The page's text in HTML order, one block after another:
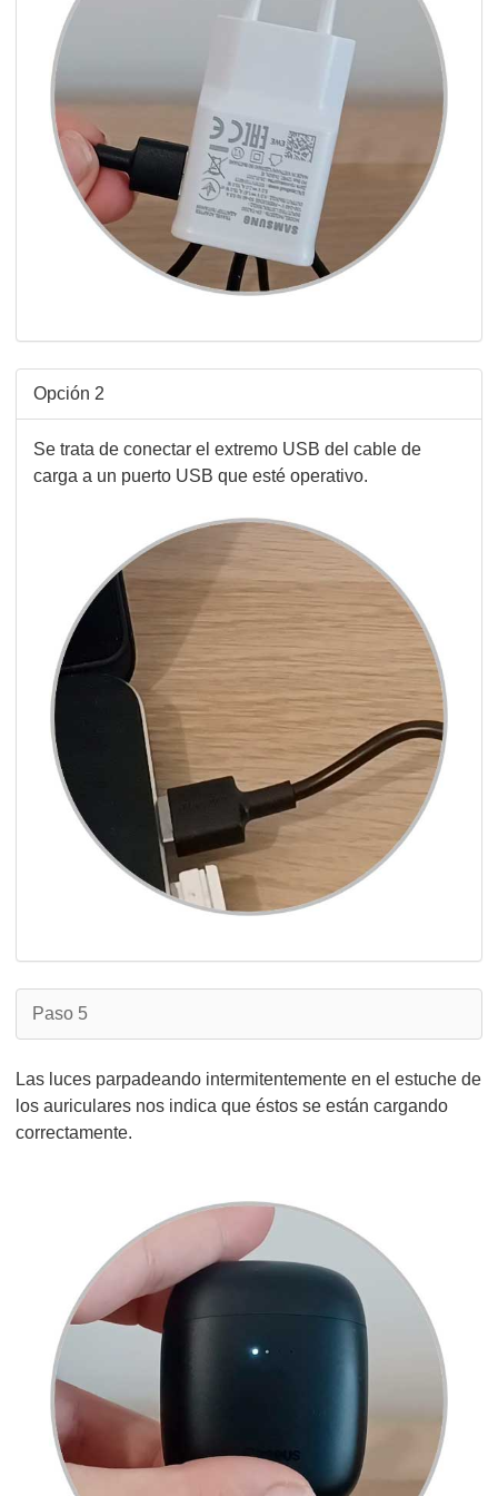
Opción 2
Se trata de conectar el extremo USB del cable de
carga a un puerto USB que esté operativo.
Paso 5
Las luces parpadeando intermitentemente en el estuche de
los auriculares nos indica que éstos se están cargando
correctamente.